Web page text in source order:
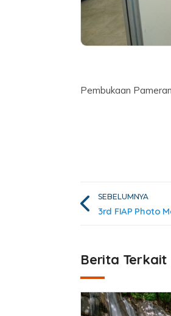
Pembukaan
SEBELUMNYA
3rd FIAP Photo
Berita Terkait